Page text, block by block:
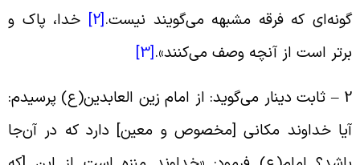
که فرقه مشبهه می‌‌گویند نیست.[2] خدا، پاک و
است از آنچه وصف می‌‌کنند».[3]
2 – ثابت دینار می‌گوید: از امام زین العابدین(ع) پرسیدم:
خداوند مکانى [مخصوص و معین] دارد که در آن‌‌جا